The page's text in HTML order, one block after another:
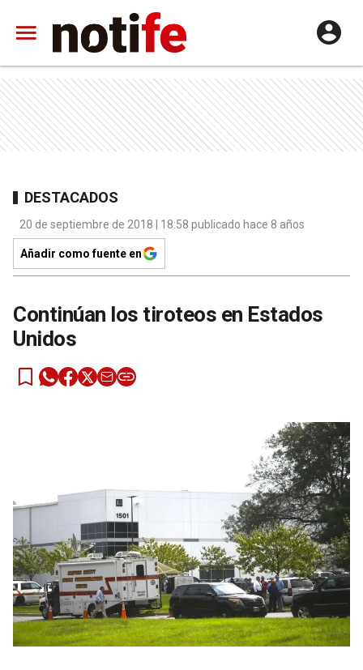
DESTACADOS
20 de septiembre de 2018 | 18:58 publicado hace 8 años
Añadir como fuente en
Continúan los tiroteos en Estados
Unidos